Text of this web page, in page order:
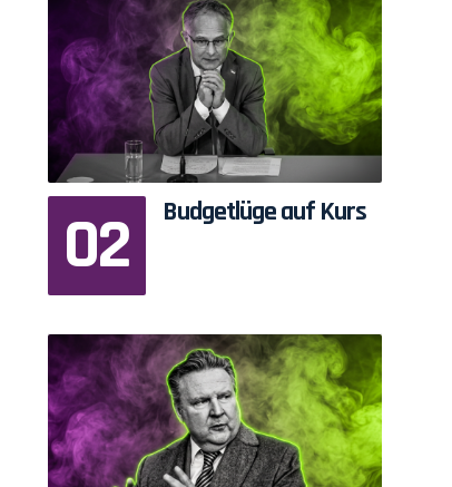
Budgetlüge auf Kurs